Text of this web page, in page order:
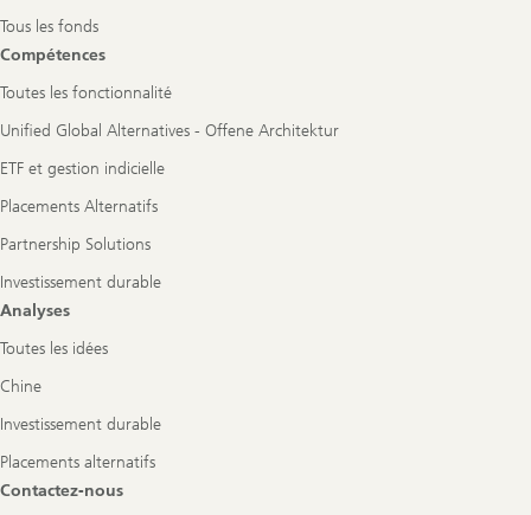
Tous les fonds
Compétences
Toutes les fonctionnalité
Unified Global Alternatives - Offene Architektur
ETF et gestion indicielle
Placements Alternatifs
Partnership Solutions
Investissement durable
Analyses
Toutes les idées
Chine
Investissement durable
Placements alternatifs
Contactez-nous